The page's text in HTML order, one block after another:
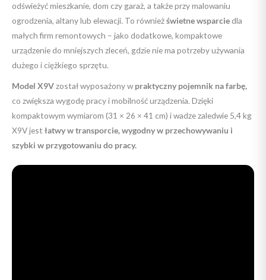
odświeżyć mieszkanie, dom czy garaż, a także przy malowaniu
ogrodzenia, altany lub elewacji. To równieżświetne wsparcie dla
małych firm remontowych – jako dodatkowe, kompaktowe
urządzenie do mniejszych zleceń, gdzie nie ma potrzeby używania
dużego i ciężkiego sprzętu.
Model X9Vzostał wyposażony wpraktyczny pojemnik na farbę,
co zwiększa wygodę pracy i mobilność urządzenia. Dzięki
kompaktowym wymiarom (31 × 26 × 41 cm) i wadze zaledwie 5,4 kg
X9V jest łatwy w transporcie, wygodny w przechowywaniu i
szybki w przygotowaniu do pracy.